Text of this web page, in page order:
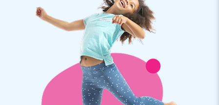
Il Mini Splash Bounce Unicorno viene consegnato con la
piscina gonfiabile. Una piscina ermetica può essere
acquistata separatamente con un supplemento di €200